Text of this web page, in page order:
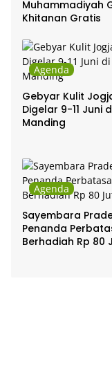
Muhammadiyah
Khitanan Gratis
Agenda
Gebyar Kulit
Digelar 9-11 Juni
Manding
Agenda
Sayembara
Penanda
Berhadiah Rp 80